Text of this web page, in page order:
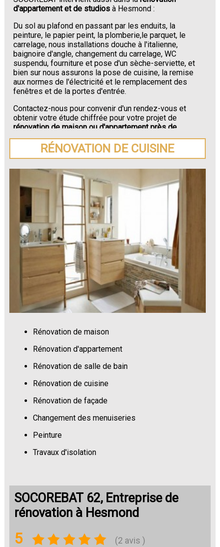
d'appartement et de studios à Hesmond :
Du sol au plafond en passant par les enduits, la
peinture, le papier peint, la plomberie,le parquet, le
carrelage, nous installations douche à l'italienne,
baignoire d'angle, changement du carrelage, WC
suspendu, fourniture et pose d'un sèche-serviette, et
bien sur nous assurons la pose de cuisine, la remise
aux normes de l'électricité et le remplacement des
fenêtres et de la portes d'entrée.
Contactez-nous pour convenir d'un rendez-vous et
obtenir votre étude chiffrée pour votre projet de
rénovation de maison ou d'appartement près de
Hesmond.
RÉNOVATION DE CUISINE
Rénovation de maison
Rénovation d'appartement
Rénovation de salle de bain
Rénovation de cuisine
Rénovation de façade
Changement des menuiseries
Peinture
Travaux d'isolation
SOCOREBAT 62, Entreprise de
rénovation à Hesmond
5 (2 avis )